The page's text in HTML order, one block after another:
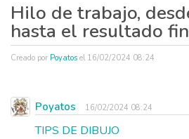
Hilo de trabajo,
hasta el resultado
Creado por Poyatos el 16/02/2024 08:24
Poyatos 16/02/2024 08:24
TIPS DE DIBUJO